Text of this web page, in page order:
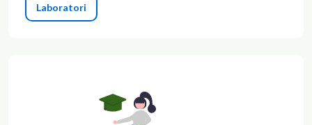
Laboratori